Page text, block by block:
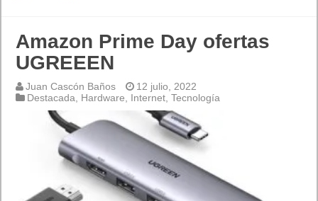
Amazon Prime Day ofertas
UGREEEN
Juan Cascón Baños
12 julio, 2022
Destacada
Hardware Internet ,Tecnología